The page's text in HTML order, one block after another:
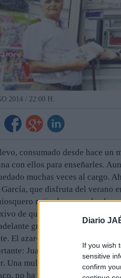
Diario
If you wish
sensitive
confirm
2014 / 22:00 H.
consumado desde hace un
con ellos para enseñarles.
muchas veces al cargo.
García, que disfruta del verano
retirado recuerda el
de quien ha enfrentado
gracias a que también
El azar— las circunstancias
Juan García tiene
Una muleta lo ayuda a
no ha pasado por su cabeza